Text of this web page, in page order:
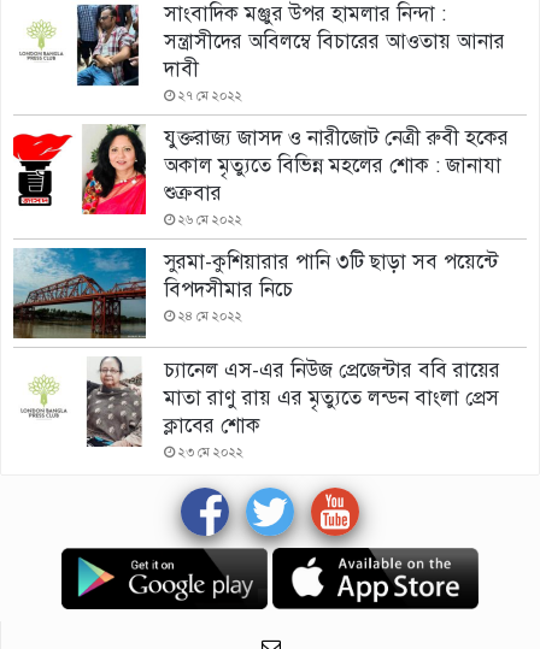
সাংবাদিক মঞ্জুর উপর হামলার নিন্দা :
সন্ত্রাসীদের অবিলম্বে বিচারের আওতায় আনার
দাবী
২৭ মে ২০২২
যুক্তরাজ্য জাসদ ও নারীজোট নেত্রী রুবী হকের
অকাল মৃত্যুতে বিভিন্ন মহলের শোক : জানাযা
শুক্রবার
২৬ মে ২০২২
সুরমা-কুশিয়ারার পানি ৩টি ছাড়া সব পয়েন্টে
বিপদসীমার নিচে
২৪ মে ২০২২
চ্যানেল এস-এর নিউজ প্রেজেন্টার ববি রায়ের
মাতা রাণু রায় এর মৃত্যুতে লন্ডন বাংলা প্রেস
ক্লাবের শোক
২৩ মে ২০২২